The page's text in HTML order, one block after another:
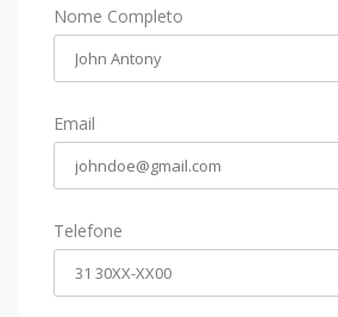
Nome Completo
Email
Telefone